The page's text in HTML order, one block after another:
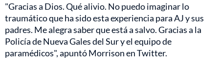
"Gracias a Dios. Qué alivio. No puedo imaginar lo
traumático que ha sido esta experiencia para AJ y sus
padres. Me alegra saber que está a salvo. Gracias a la
Policía de Nueva Gales del Sur y el equipo de
paramédicos", apuntó Morrison en Twitter.